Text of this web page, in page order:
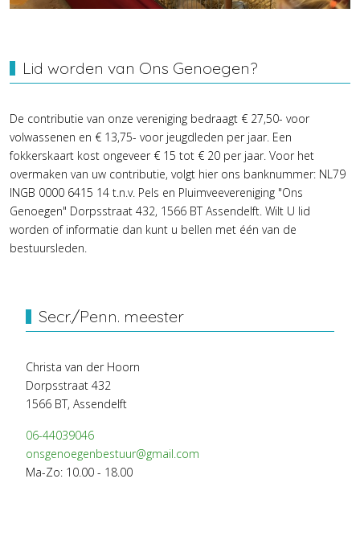
Lid worden van Ons Genoegen?
De contributie van onze vereniging bedraagt € 27,50- voor
volwassenen en € 13,75- voor jeugdleden per jaar. Een
fokkerskaart kost ongeveer € 15 tot € 20 per jaar. Voor het
overmaken van uw contributie, volgt hier ons banknummer: NL79
INGB 0000 6415 14 t.n.v. Pels en Pluimveevereniging "Ons
Genoegen" Dorpsstraat 432, 1566 BT Assendelft. Wilt U lid
worden of informatie dan kunt u bellen met één van de
bestuursleden.
Secr./Penn. meester
Christa van der Hoorn
Dorpsstraat 432
1566 BT, Assendelft
06-44039046
onsgenoegenbestuur@gmail.com
Ma-Zo: 10.00 - 18.00